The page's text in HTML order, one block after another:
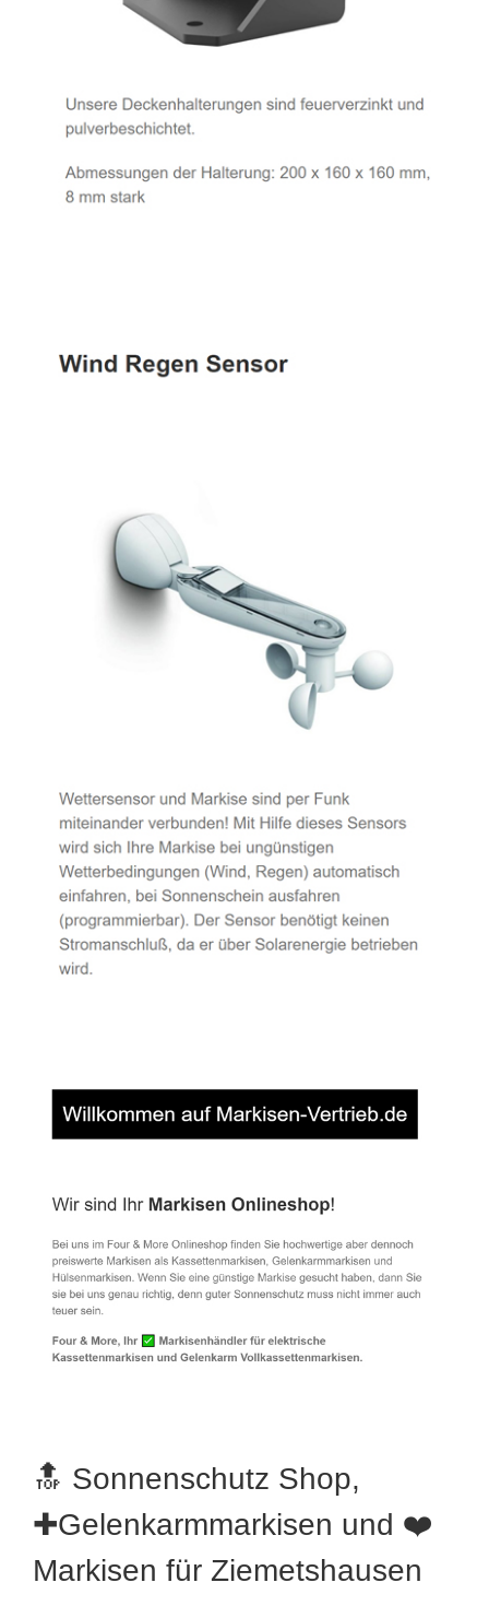
🔝 Sonnenschutz Shop,
✚Gelenkarmmarkisen und ❤️
Markisen für Ziemetshausen